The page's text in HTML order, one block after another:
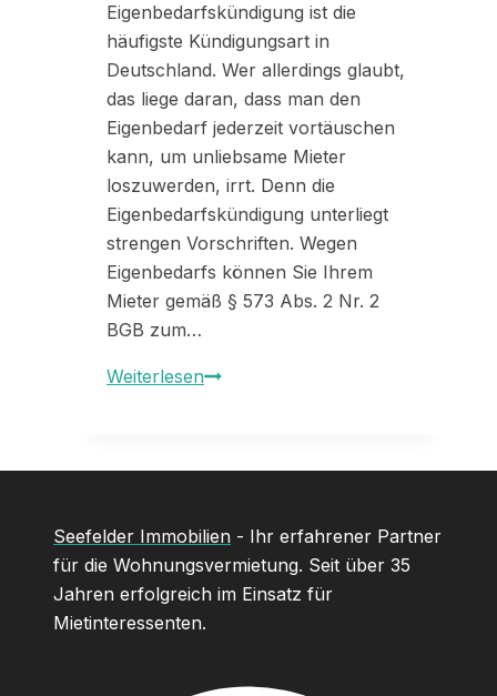
Eigenbedarfskündigung ist die
häufigste Kündigungsart in
Deutschland. Wer allerdings glaubt,
das liege daran, dass man den
Eigenbedarf jederzeit vortäuschen
kann, um unliebsame Mieter
loszuwerden, irrt. Denn die
Eigenbedarfskündigung unterliegt
strengen Vorschriften. Wegen
Eigenbedarfs können Sie Ihrem
Mieter gemäß § 573 Abs. 2 Nr. 2
BGB zum…
WeiterlesenDie
Eigenbedarfskündigung
Seefelder Immobilien - Ihr erfahrener Partner
für die Wohnungsvermietung. Seit über 35
Jahren erfolgreich im Einsatz für
Mietinteressenten.